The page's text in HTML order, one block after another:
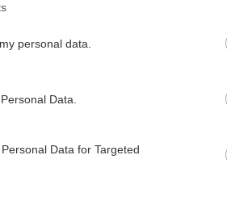
personal data.
Data.
Data for Targeted